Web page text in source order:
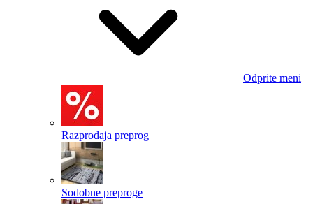
Odprite meni
Razprodaja preprog
Sodobne preproge